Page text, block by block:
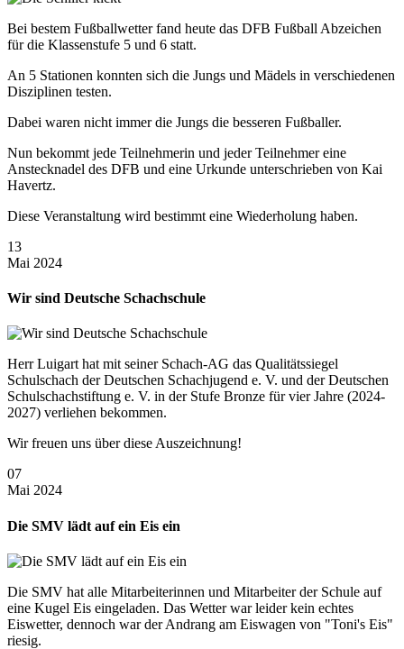
Bei bestem Fußballwetter fand heute das DFB Fußball Abzeichen
für die Klassenstufe 5 und 6 statt.
An 5 Stationen konnten sich die Jungs und Mädels in verschiedenen
Disziplinen testen.
Dabei waren nicht immer die Jungs die besseren Fußballer.
Nun bekommt jede Teilnehmerin und jeder Teilnehmer eine
Anstecknadel des DFB und eine Urkunde unterschrieben von Kai
Havertz.
Diese Veranstaltung wird bestimmt eine Wiederholung haben.
13
Mai 2024
Wir sind Deutsche Schachschule
Herr Luigart hat mit seiner Schach-AG das Qualitätssiegel
Schulschach der Deutschen Schachjugend e. V. und der Deutschen
Schulschachstiftung e. V. in der Stufe Bronze für vier Jahre (2024-
2027) verliehen bekommen.
Wir freuen uns über diese Auszeichnung!
07
Mai 2024
Die SMV lädt auf ein Eis ein
Die SMV hat alle Mitarbeiterinnen und Mitarbeiter der Schule auf
eine Kugel Eis eingeladen. Das Wetter war leider kein echtes
Eiswetter, dennoch war der Andrang am Eiswagen von "Toni's Eis"
riesig.